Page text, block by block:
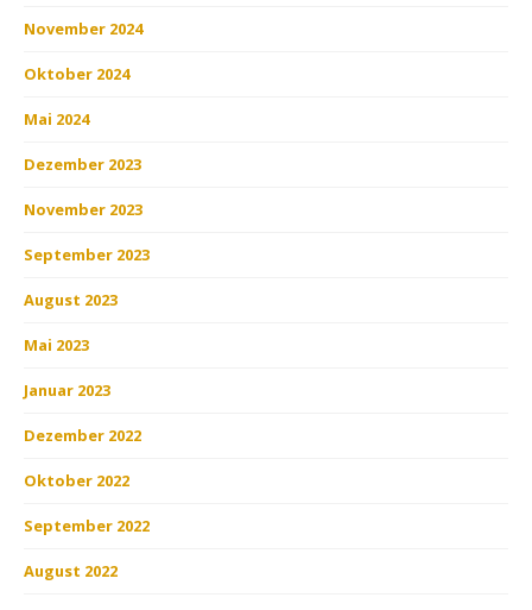
November 2024
Oktober 2024
Mai 2024
Dezember 2023
November 2023
September 2023
August 2023
Mai 2023
Januar 2023
Dezember 2022
Oktober 2022
September 2022
August 2022